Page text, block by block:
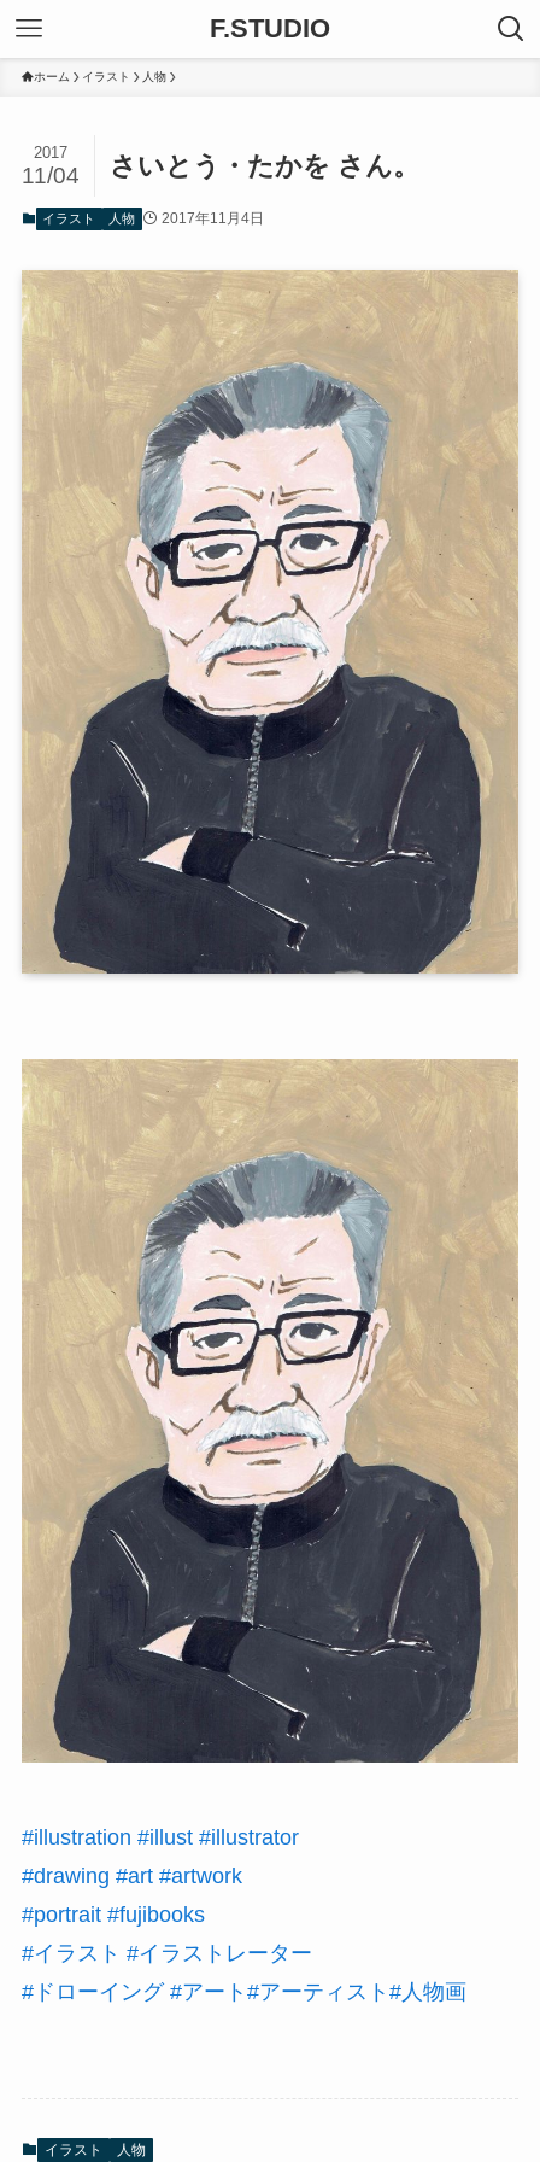
F.STUDIO
ホーム イラスト 人物
さいとう・たかを さん。
2017
11/04
イラスト 人物 2017年11月4日
#illustration #illust #illustrator
#drawing #art #artwork
#portrait #fujibooks
#イラスト #イラストレーター
#ドローイング #アート #アーティスト #人物画
イラスト 人物